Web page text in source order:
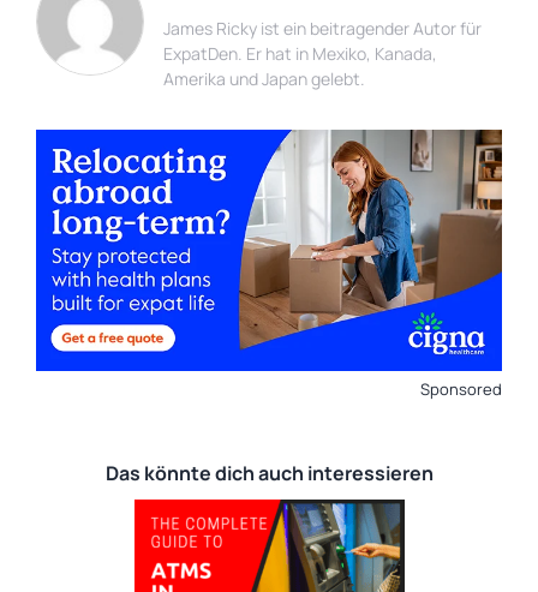
James Ricky ist ein beitragender Autor für
ExpatDen. Er hat in Mexiko, Kanada,
Amerika und Japan gelebt.
Sponsored
Das könnte dich auch interessieren